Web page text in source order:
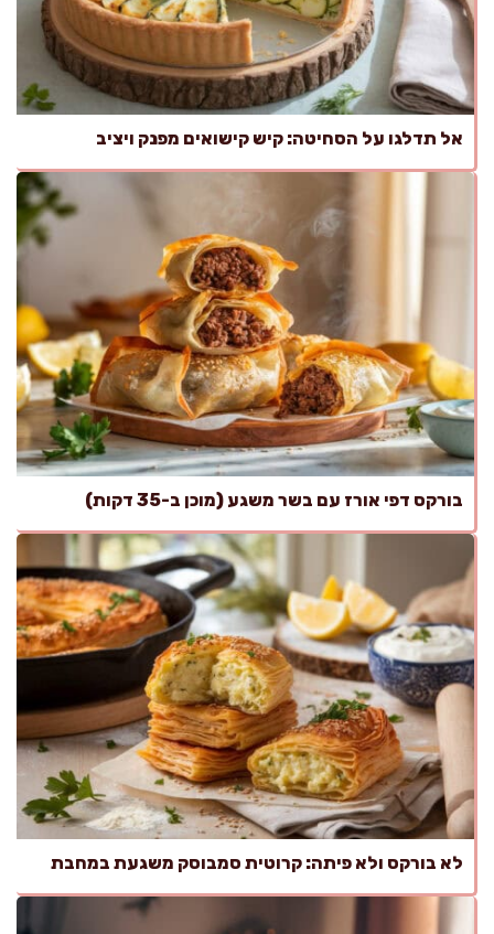
אל תדלגו על הסחיטה: קיש קישואים מפנק ויציב
בורקס דפי אורז עם בשר משגע (מוכן ב-35 דקות)
לא בורקס ולא פיתה: קרוטית סמבוסק משגעת במחבת